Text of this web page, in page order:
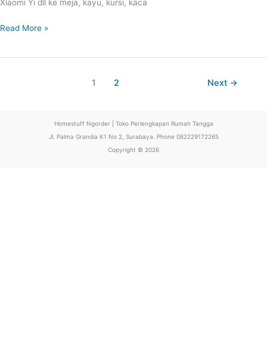
Xiaomi Yi dll ke meja, kayu, kursi, kaca
Read More »
1 2 Next →
Homestuff Ngorder | Toko Perlengkapan Rumah Tangga
Jl. Palma Grandia K1 No 2, Surabaya. Phone 082229172265
Copyright © 2026